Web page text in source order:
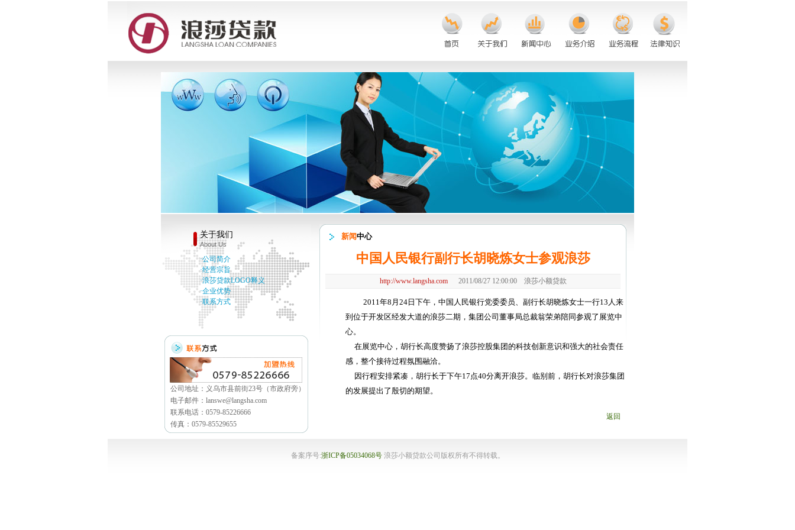
关于我们
About Us
·公司简介
·经营宗旨
·浪莎贷款LOGO释义
·企业优势
·联系方式
公司地址：义乌市县前街23号（市政府旁）
电子邮件：lanswe@langsha.com
联系电话：0579-85226666
传真：0579-85529655
新闻中心
中国人民银行副行长胡晓炼女士参观浪莎
http://www.langsha.com2011/08/27 12:00:00 浪莎小额贷款
2011年8月24日下午，中国人民银行党委委员、副行长胡晓炼女士一行13人来
到位于开发区经发大道的浪莎二期，集团公司董事局总裁翁荣弟陪同参观了展览中
心。
在展览中心，胡行长高度赞扬了浪莎控股集团的科技创新意识和强大的社会责任
感，整个接待过程氛围融洽。
因行程安排紧凑，胡行长于下午17点40分离开浪莎。临别前，胡行长对浪莎集团
的发展提出了殷切的期望。
返回
备案序号:浙ICP备05034068号浪莎小额贷款公司版权所有不得转载。